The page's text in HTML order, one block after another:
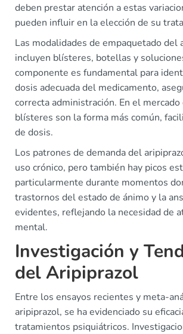
deben prestar atención a estas
pueden influir en la elección de su
Las modalidades de empaquetado del
incluyen blísteres, botellas y
componente es fundamental para
dosis adecuada del medicamento,
correcta administración. En el
blísteres son la forma más común,
de dosis.
Los patrones de demanda del
uso crónico, pero también hay picos
particularmente durante momentos
trastornos del estado de ánimo y la
evidentes, reflejando la necesidad de
mental.
Investigación y
del Aripiprazol
Entre los ensayos recientes y meta-
aripiprazol, se ha evidenciado su
tratamientos psiquiátricos.